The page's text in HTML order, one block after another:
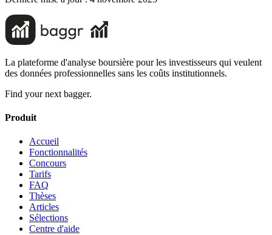
La plateforme d'analyse boursière pour les investisseurs qui veulent
des données professionnelles sans les coûts institutionnels.
Find your next bagger.
Produit
Accueil
Fonctionnalités
Concours
Tarifs
FAQ
Thèses
Articles
Sélections
Centre d'aide